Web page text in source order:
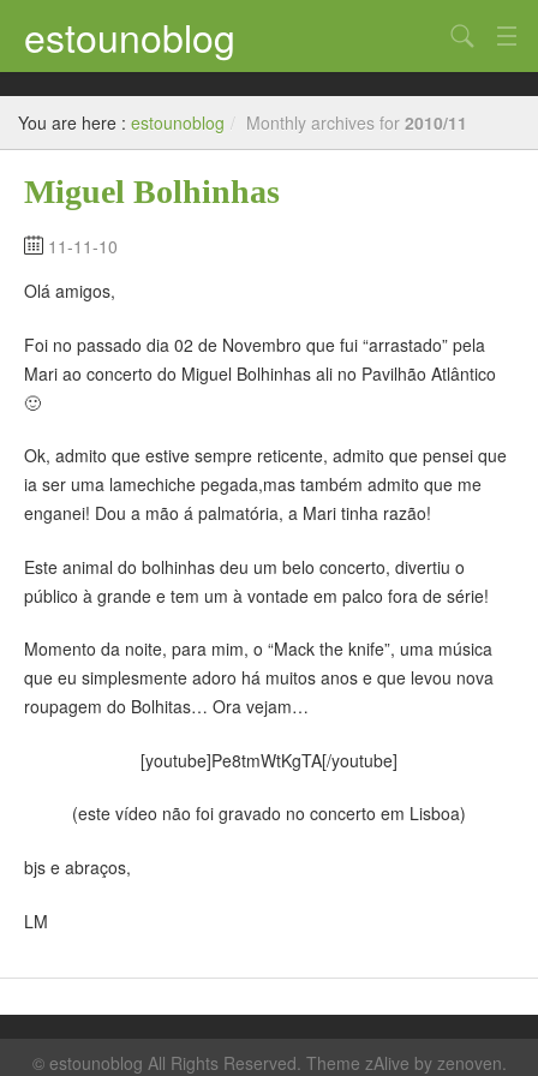
estounoblog
Uncategorized
Bélgica
França – Paris
Suiça – Genève
Brasil
América do Sul
Search
You are here : estounoblog / Monthly archives for 2010/11
Miguel Bolhinhas
11-11-10
Olá amigos,
Foi no passado dia 02 de Novembro que fui “arrastado” pela
Mari ao concerto do Miguel Bolhinhas ali no Pavilhão Atlântico
🙂
Ok, admito que estive sempre reticente, admito que pensei que
ia ser uma lamechiche pegada,mas também admito que me
enganei! Dou a mão á palmatória, a Mari tinha razão!
Este animal do bolhinhas deu um belo concerto, divertiu o
público à grande e tem um à vontade em palco fora de série!
Momento da noite, para mim, o “Mack the knife”, uma música
que eu simplesmente adoro há muitos anos e que levou nova
roupagem do Bolhitas… Ora vejam…
[youtube]Pe8tmWtKgTA[/youtube]
(este vídeo não foi gravado no concerto em Lisboa)
bjs e abraços,
LM
© estounoblog All Rights Reserved. Theme zAlive by zenoven.